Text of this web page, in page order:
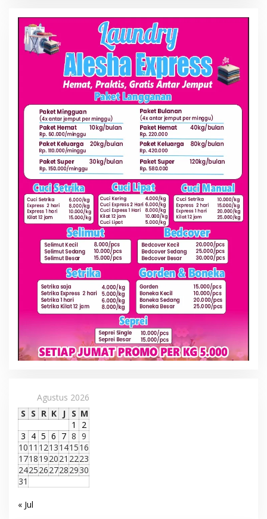
Agustus 2026
S S R K J S M
1
2
3 4 5 6 7 8 9
1011 1213141516
1718192021 2223
24252627282930
31
« Jul